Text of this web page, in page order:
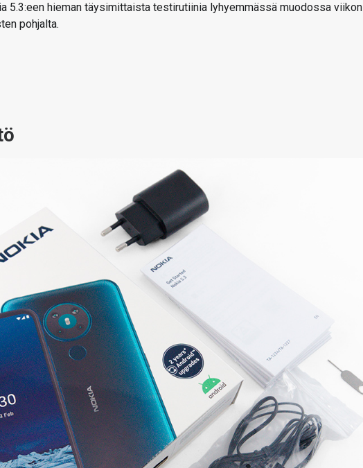
5.3:een hieman täysimittaista testirutiinia lyhyemmässä muodossa viikon
pohjalta.